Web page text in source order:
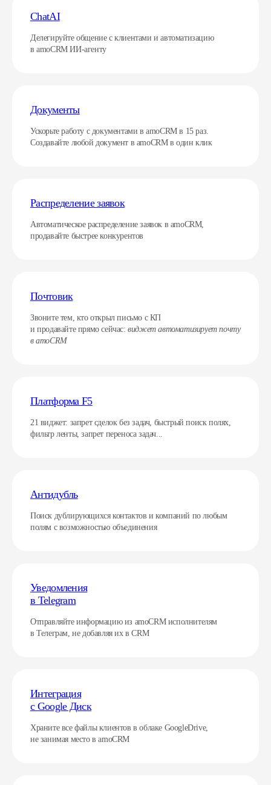
ChatAI
Делегируйте общение с клиентами и автоматизацию
в amoCRM ИИ-агенту
Документы
Ускорьте работу с документами в amoCRM в 15 раз.
Создавайте любой документ в amoCRM в один клик
Распределение заявок
Автоматическое распределение заявок в amoCRM,
продавайте быстрее конкурентов
Почтовик
Звоните тем, кто открыл письмо с КП
и продавайте прямо сейчас:виджет автоматизирует почту
в amoCRM
Платформа F5
21 виджет: запрет сделок без задач, быстрый поиск полях,
фильтр ленты, запрет переноса задач...
Антидубль
Поиск дублирующихся контактов и компаний по любым
полям с возможностью объединения
Уведомления
в Telegram
Отправляйте информацию из amoCRM исполнителям
в Телеграм, не добавляя их в CRM
Интеграция
с Google Диск
Храните все файлы клиентов в облаке GoogleDrive,
не занимая место в amoCRM